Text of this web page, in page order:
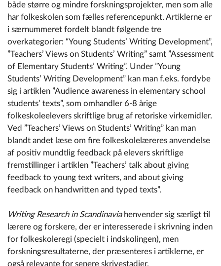
både større og mindre forskningsprojekter, men som alle
har folkeskolen som fælles referencepunkt. Artiklerne er
i særnummeret fordelt blandt følgende tre
overkategorier: “Young Students’ Writing Development”,
”Teachers’ Views on Students’ Writing” samt ”Assessment
of Elementary Students’ Writing”. Under ”Young
Students’ Writing Development” kan man f.eks. fordybe
sig i artiklen ”Audience awareness in elementary school
students’ texts”, som omhandler 6-8 årige
folkeskoleelevers skriftlige brug af retoriske virkemidler.
Ved ”Teachers’ Views on Students’ Writing” kan man
blandt andet læse om fire folkeskolelæreres anvendelse
af positiv mundtlig feedback på elevers skriftlige
fremstillinger i artiklen ”Teachers’ talk about giving
feedback to young text writers, and about giving
feedback on handwritten and typed texts”.
Writing Research in Scandinaviahenvender sig særligt til
lærere og forskere, der er interesserede i skrivning inden
for folkeskoleregi (specielt i indskolingen), men
forskningsresultaterne, der præsenteres i artiklerne, er
også relevante for senere skrivestadier.